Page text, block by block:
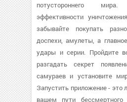
потустороннего
эффективности
забывайте покупать
доспехи, амулеты, а
удары и серии. Пройдите
разгадать секрет
самураев и установите
Запустить приложение - это
вашем пути бессмертного